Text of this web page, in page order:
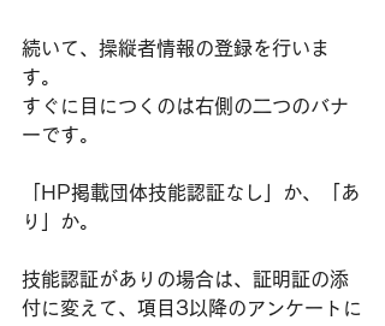
続いて、操縦者情報の登録を行いま
す。
すぐに目につくのは右側の二つのバナ
ーです。
「HP掲載団体技能認証なし」か、「あ
り」か。
技能認証がありの場合は、証明証の添
付に変えて、項目3以降のアンケートに